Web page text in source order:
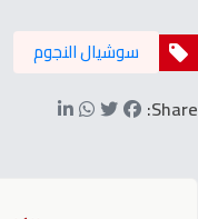
سوشيال النجوم
Share: